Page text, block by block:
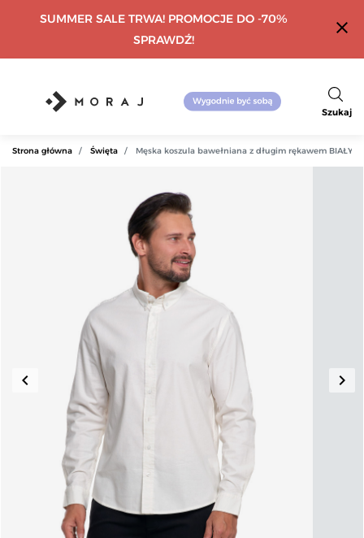
SUMMER SALE TRWA! PROMOCJE DO -70%
SPRAWDŹ!
close
Szukaj
Strona główna Święta Męska koszula bawełniana z długim rękawem BIAŁY
Poprzedni
keyboard_arrow_left keyboard_arrow_right